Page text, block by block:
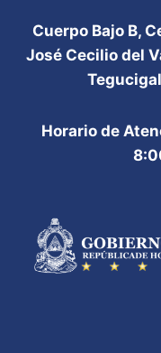
Cuerpo Bajo B,
José Cecilio del
Horario de